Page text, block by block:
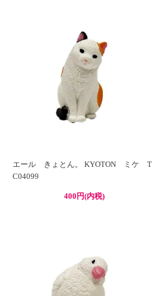
エール きょとん。 KYOTON ミケ T
C04099
400円(内税)